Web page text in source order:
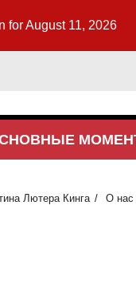
for August 11, 2026
Лютера Кинга О нас